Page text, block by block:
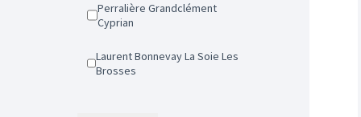
Perralière Grandclément
Cyprian
Laurent Bonnevay La Soie Les
Brosses